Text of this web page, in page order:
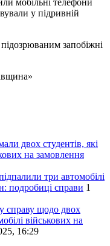
у підривній
запобіжні
двох студентів, які
на замовлення
три автомобілі
подробиці справи 1
справу щодо двох
військових на
16:29